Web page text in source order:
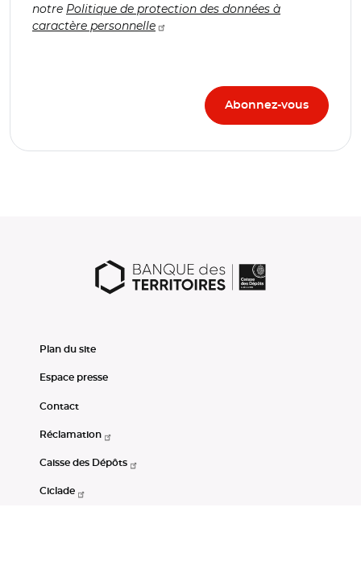
notre Politique de protection des données à
caractère personnelle
Plan du site
Espace presse
Contact
Réclamation
Caisse des Dépôts
Ciclade